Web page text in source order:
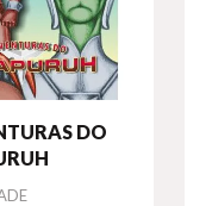
DO